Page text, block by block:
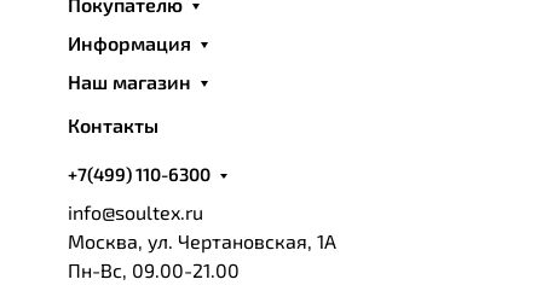
Информация
Наш магазин
Контакты
+7(499) 110-6300
info@soultex.ru
Москва, ул. Чертановская, 1А
Пн-Вс, 09.00-21.00